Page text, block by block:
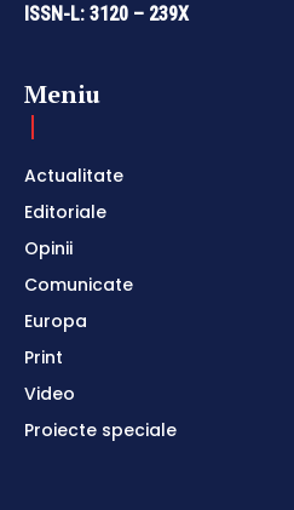
ISSN-L: 3120 – 239X
Meniu
Actualitate
Editoriale
Opinii
Comunicate
Europa
Print
Video
Proiecte speciale